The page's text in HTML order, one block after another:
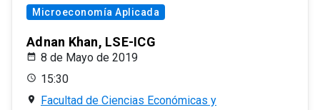
Microeconomía Aplicada
Adnan Khan, LSE-ICG
8 de Mayo de 2019
15:30
Facultad de Ciencias Económicas y